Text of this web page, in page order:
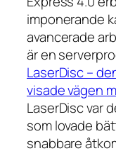
imponerande
avancerade
är en
LaserDisc –
visade vägen
LaserDisc var
som lovade
snabbare